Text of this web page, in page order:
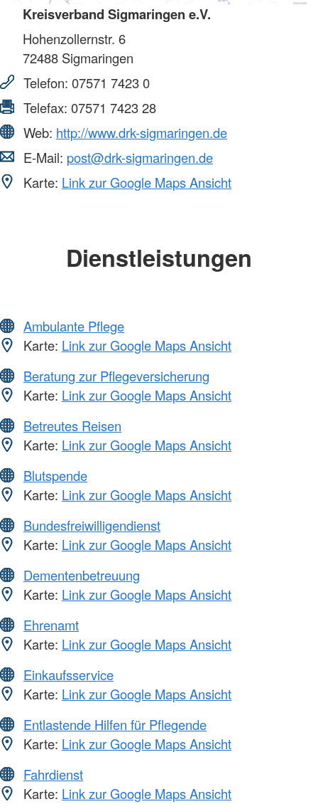
Kreisverband Sigmaringen e.V.
Hohenzollernstr. 6
72488 Sigmaringen
Telefon: 07571 7423 0
Telefax: 07571 7423 28
Web: http://www.drk-sigmaringen.de
E-Mail: post@drk-sigmaringen.de
Karte: Link zur Google Maps Ansicht
Dienstleistungen
Ambulante Pflege
Karte: Link zur Google Maps Ansicht
Beratung zur Pflegeversicherung
Karte: Link zur Google Maps Ansicht
Betreutes Reisen
Karte: Link zur Google Maps Ansicht
Blutspende
Karte: Link zur Google Maps Ansicht
Bundesfreiwilligendienst
Karte: Link zur Google Maps Ansicht
Dementenbetreuung
Karte: Link zur Google Maps Ansicht
Ehrenamt
Karte: Link zur Google Maps Ansicht
Einkaufsservice
Karte: Link zur Google Maps Ansicht
Entlastende Hilfen für Pflegende
Karte: Link zur Google Maps Ansicht
Fahrdienst
Karte: Link zur Google Maps Ansicht